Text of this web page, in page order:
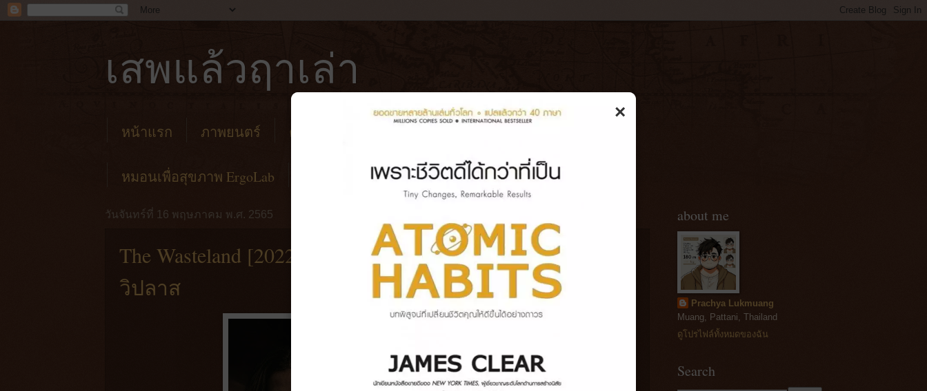
เสพแล้วฤาเล่า
หน้าแรก ภาพยนตร์ คาเฟ่
หมอนเพื่อสุขภาพ ErgoLab
วันจันทร์ที่ 16 พฤษภาคม พ.ศ. 2565
The Wasteland [2022] ครอบครัวทรหดในดินแดนรกร้าง
วิปลาส
about me
Prachya Lukmuang
Muang, Pattani, Thailand
ดูโปรไฟล์ทั้งหมดของฉัน
Search
×